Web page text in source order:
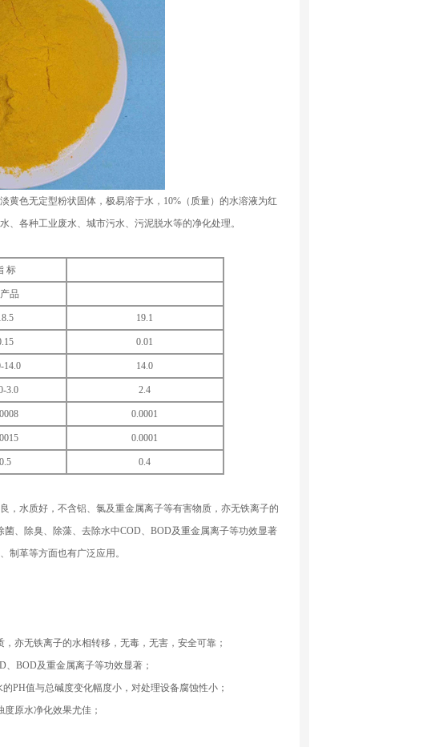
色无定型粉状固体，极易溶于水，10%（质量）的水溶液为红
各种工业废水、城市污水、污泥脱水等的净化处理。
标
品
19.1
0.01
14.0 14.0
3.0 2.4
0.0001
0.0001
0.5 0.4
水质好，不含铝、氯及重金属离子等有害物质，亦无铁离子的
、除臭、除藻、去除水中COD、BOD及重金属离子等功效显著
制革等方面也有广泛应用。
亦无铁离子的水相转移，无毒，无害，安全可靠；
BOD及重金属离子等功效显著；
PH值与总碱度变化幅度小，对处理设备腐蚀性小；
原水净化效果尤佳；